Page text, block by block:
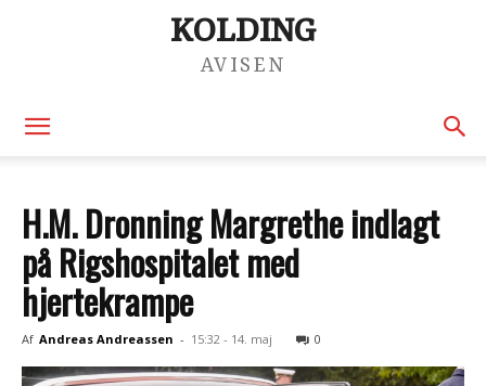
KOLDING
AVISEN
H.M. Dronning Margrethe indlagt
på Rigshospitalet med
hjertekrampe
Af Andreas Andreassen - 15:32 - 14. maj 0